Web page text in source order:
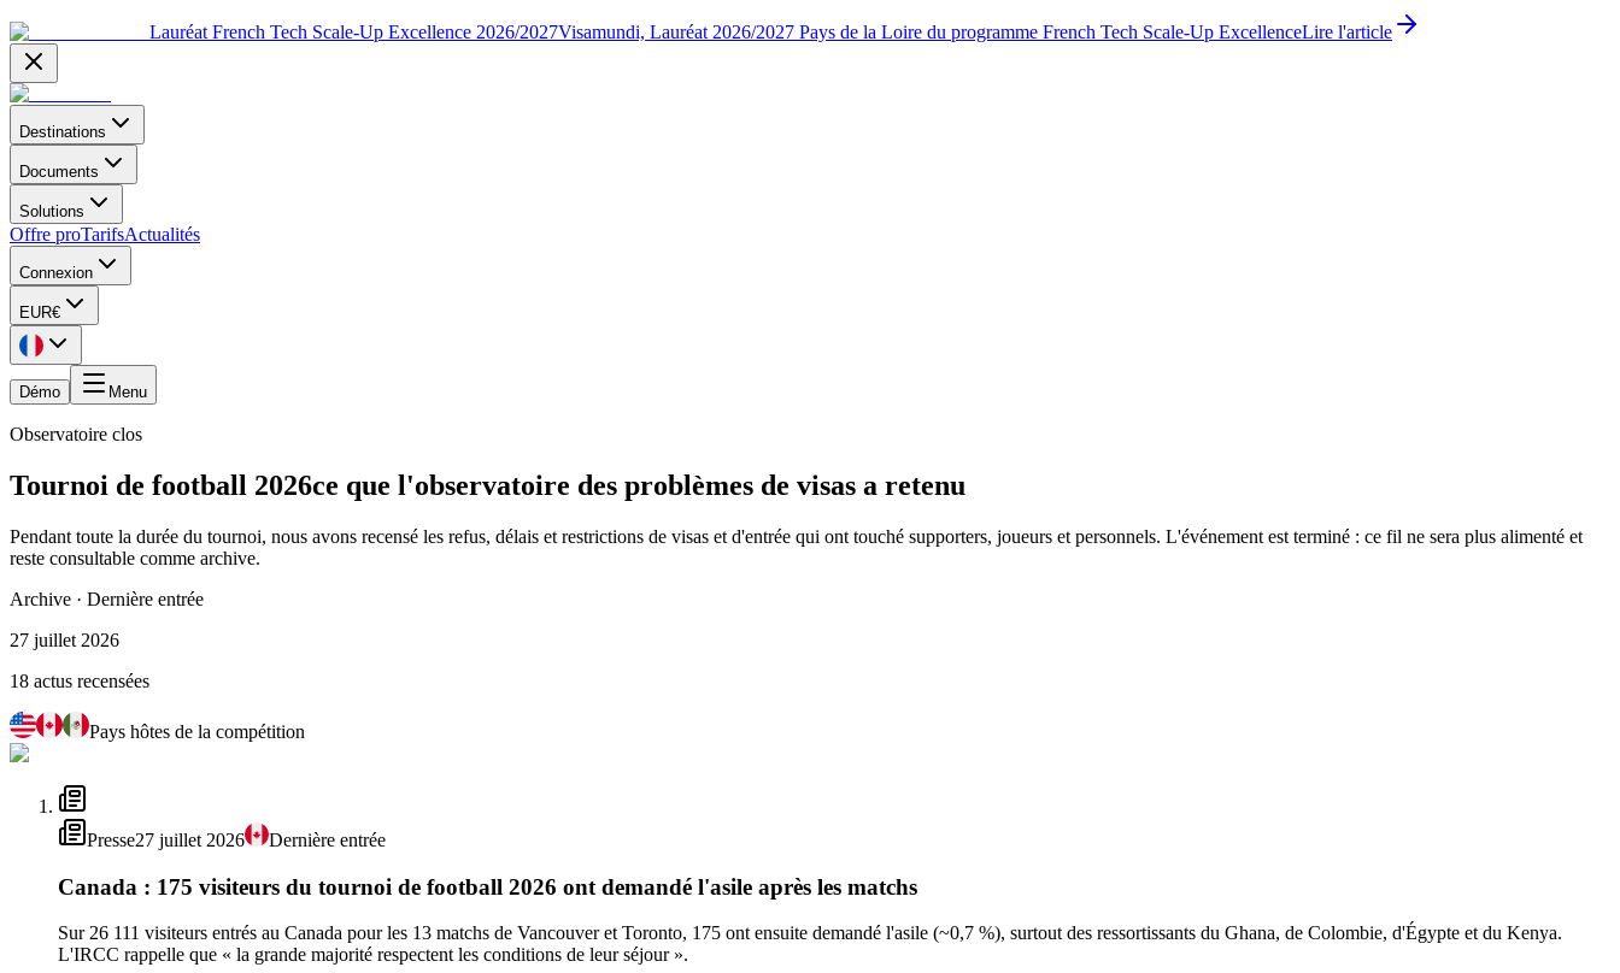
Lauréat French Tech Scale-Up Excellence 2026/2027Visamundi, Lauréat 2026/2027 Pays de la Loire du programme French Tech Scale-Up ExcellenceLire l'article
Destinations
Documents
Solutions
Offre proTarifsActualités
Connexion
EUR€
Démo Menu
Observatoire clos
Tournoi de football 2026ce que l'observatoire des problèmes de visas a retenu
Pendant toute la durée du tournoi, nous avons recensé les refus, délais et restrictions de visas et d'entrée qui ont touché supporters, joueurs et personnels. L'événement est terminé : ce fil ne sera plus alimenté et
reste consultable comme archive.
Archive · Dernière entrée
27 juillet 2026
18 actus recensées
Pays hôtes de la compétition
Presse27 juillet 2026 Dernière entrée
Canada : 175 visiteurs du tournoi de football 2026 ont demandé l'asile après les matchs
Sur 26 111 visiteurs entrés au Canada pour les 13 matchs de Vancouver et Toronto, 175 ont ensuite demandé l'asile (~0,7 %), surtout des ressortissants du Ghana, de Colombie, d'Égypte et du Kenya.
L'IRCC rappelle que « la grande majorité respectent les conditions de leur séjour ».